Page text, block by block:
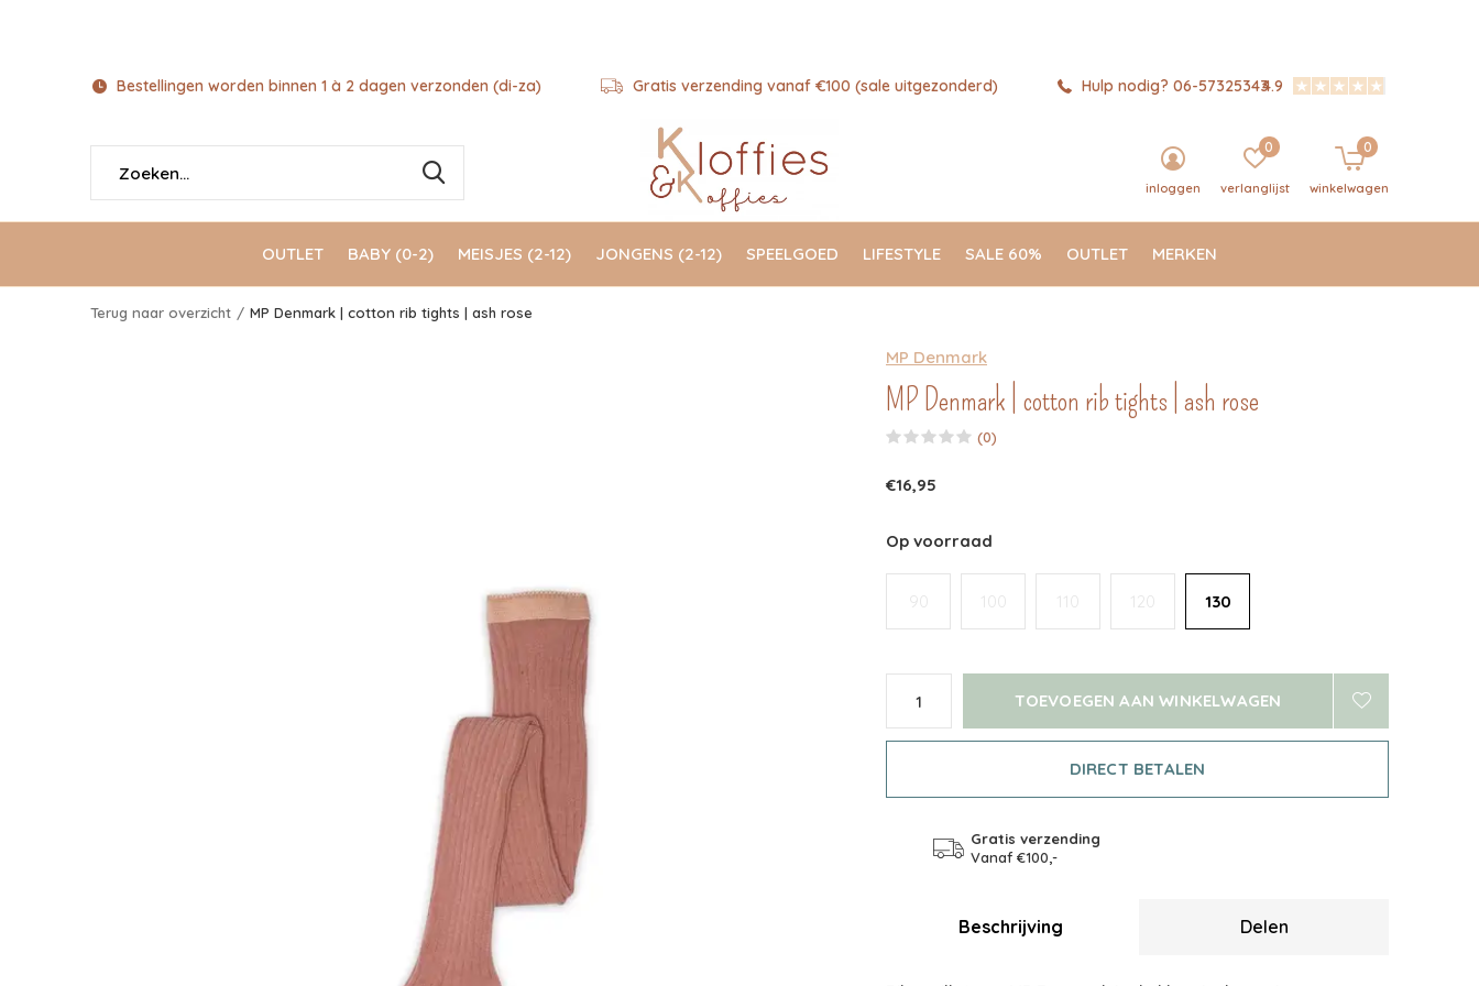
OUTLET BABY (0-2) MEISJES (2-12) JONGENS (2-12) SPEELGOED LIFESTYLE SALE 60% OUTLET MERKEN
inloggen verlanglijst
0
winkelwagen
0
Bestellingen worden binnen 1 à 2 dagen verzonden (di-za) Gratis verzending vanaf €100 (sale uitgezonderd) Hulp nodig? 06-573253434.9
Terug naar overzicht MP Denmark | cotton rib tights | ash rose
MP Denmark
MP Denmark | cotton rib tights | ash rose
(0)
€16,95
Op voorraad
90 100 110 120 130
TOEVOEGEN AAN WINKELWAGEN
DIRECT BETALEN
Gratis verzending
Vanaf €100,-
Beschrijving Delen